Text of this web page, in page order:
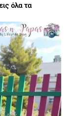
όλα τα